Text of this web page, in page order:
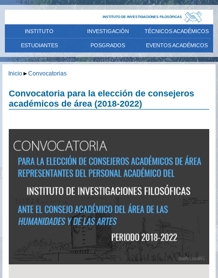
INSTITUTO DE INVESTIGACIONES FILOSÓFICAS
INSTITUTO INVESTIGACIÓN TÉCNICOS ACADÉMICOS
ESTUDIANTES POSGRADOS EVENTOS ACADÉMICOS
Inicio►Convocatorias
Convocatoria para la elección de consejeros
académicos de área (2018-2022)